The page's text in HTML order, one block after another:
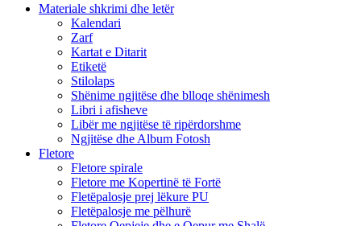
Materiale shkrimi dhe letër
Kalendari
Zarf
Kartat e Ditarit
Etiketë
Stilolaps
Shënime ngjitëse dhe blloqe shënimesh
Libri i afisheve
Libër me ngjitëse të ripërdorshme
Ngjitëse dhe Album Fotosh
Fletore
Fletore spirale
Fletore me Kopertinë të Fortë
Fletëpalosje prej lëkure PU
Fletëpalosje me pëlhurë